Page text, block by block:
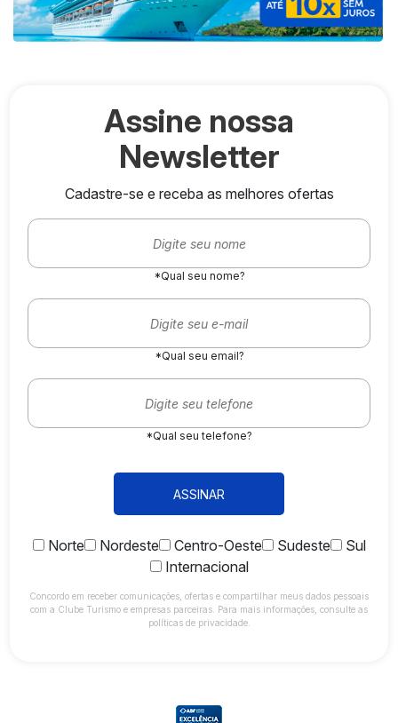
Assine nossa
Newsletter
Cadastre-se e receba as melhores ofertas
*Qual seu nome?
*Qual seu email?
*Qual seu telefone?
ASSINAR
Norte Nordeste Centro-Oeste Sudeste
Sul
Internacional
Concordo em receber comunicações, ofertas e compartilhar meus dados pessoais
com a Clube Turismo e empresas parceiras. Para mais informações, consulte as
políticas de privacidade.